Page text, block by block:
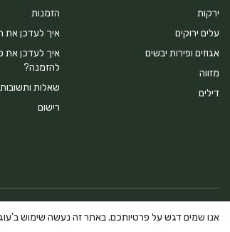
ירקות
עלים ירוקים
אגוזים ופירות יבשים
מזווה
דילים
הזמנות
איך לעדכן את
איך לעדכן את
להזמנה?
שאלות ותשובות
רישום
אנו שמים דגש על פרטיותכם. באתר זה נעשה שימוש